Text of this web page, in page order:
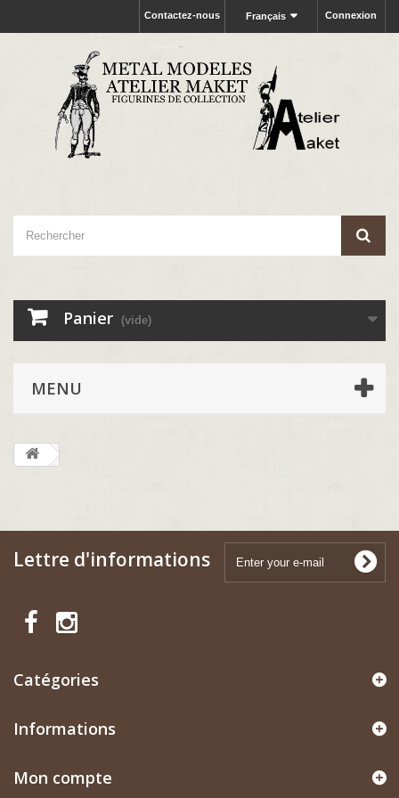
Connexion
Français
Contactez-nous
Panier (vide)
MENU
Lettre d'informations
Catégories
Informations
Mon compte